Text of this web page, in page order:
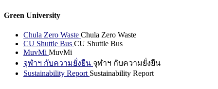
Green University
Chula Zero Waste Chula Zero Waste
CU Shuttle Bus CU Shuttle Bus
MuvMi MuvMi
จุฬาฯ กับความยั่งยืน จุฬาฯ กับความยั่งยืน
Sustainability Report Sustainability Report